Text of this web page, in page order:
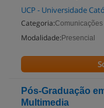
UCP - Universidade
Categoria:Comunicações
Modalidade: Presencial
Pós-Graduação
Multimedia